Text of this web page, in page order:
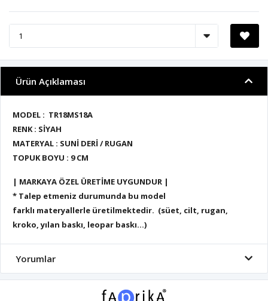
Ürün Açıklaması
MODEL : TR18MS18A
RENK : SİYAH
MATERYAL : SUNİ DERİ / RUGAN
TOPUK BOYU : 9CM
| MARKAYA ÖZEL ÜRETİME UYGUNDUR |
* Talep etmeniz durumunda bu model
farklı materyallerle üretilmektedir. (süet, cilt, rugan,
kroko, yılan baskı, leopar baskı...)
Yorumlar